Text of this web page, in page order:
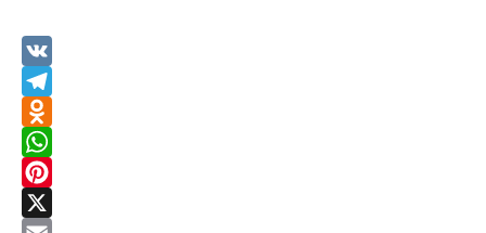
V
KT
e
l
e
O
d
n
W
hP